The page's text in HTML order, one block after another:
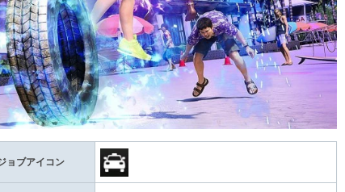
ョブアイコン